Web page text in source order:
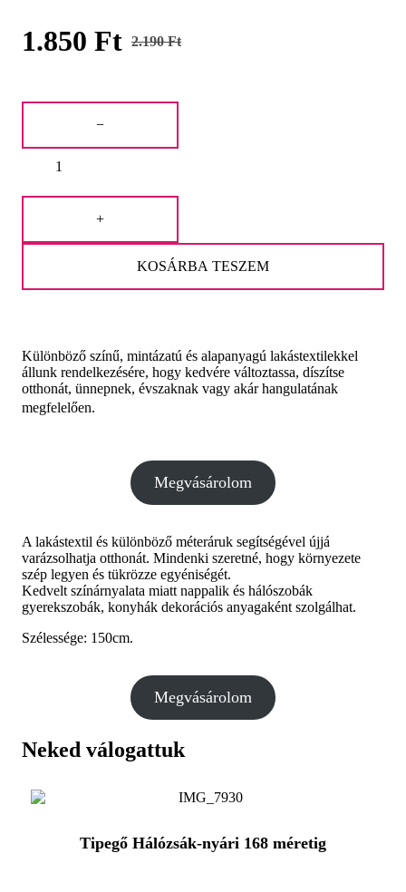
2.190Ft
Original
2.190 Ft.
1.850 Ft
Current
1.850 Ft.
Lakástextil
mennyiség
−
+
KOSÁRBA TESZEM
Különböző színű, mintázatú és alapanyagú lakástextilekkel
állunk rendelkezésére, hogy kedvére változtassa, díszítse
otthonát, ünnepnek, évszaknak vagy akár hangulatának
megfelelően.
Megvásárolom
A lakástextil és különböző méteráruk segítségével újjá
varázsolhatja otthonát. Mindenki szeretné, hogy környezete
szép legyen és tükrözze egyéniségét.
Kedvelt színárnyalata miatt nappalik és hálószobák
gyerekszobák, konyhák dekorációs anyagaként szolgálhat.
Szélessége: 150cm.
Megvásárolom
Neked válogattuk
Tipegő Hálózsák-nyári 168 méretig